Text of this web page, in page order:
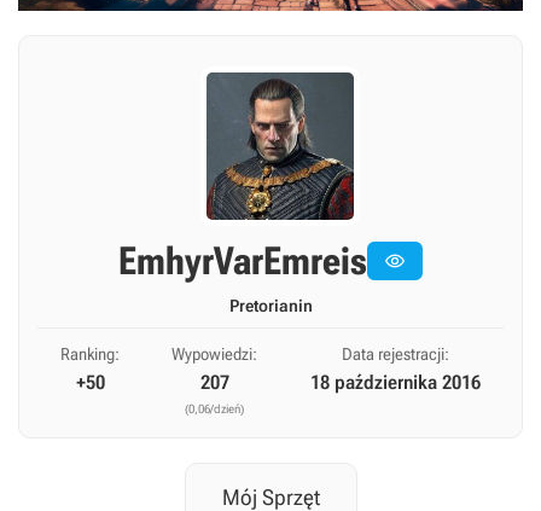
EmhyrVarEmreis 
Pretorianin
Ranking:
+50
Wypowiedzi:
207
(0,06/dzień)
Data rejestracji:
18 października 2016
Mój Sprzęt